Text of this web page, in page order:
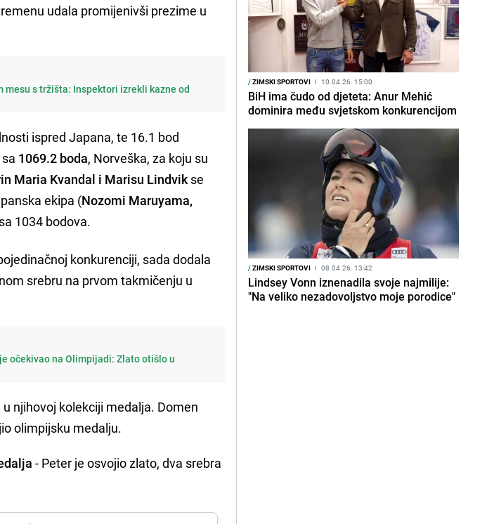
udala promijenivši prezime u
mesu s tržišta: Inspektori izrekli kazne od
ispred Japana, te 16.1 bod
1069.2 boda, Norveška, za koju su
Maria Kvandal i Marisu Lindvik se
ekipa (Nozomi Maruyama,
1034 bodova.
konkurenciji, sada dodala
srebru na prvom takmičenju u
očekivao na Olimpijadi: Zlato otišlo u
njihovoj kolekciji medalja. Domen
olimpijsku medalju.
- Peter je osvojio zlato, dva srebra
/ZIMSKI SPORTOVI I 10.04.26. 15:00
BiH ima čudo od djeteta: Anur Mehić
dominira među svjetskom konkurencijom
/ZIMSKI SPORTOVI I 08.04.26. 13:42
Lindsey Vonn iznenadila svoje najmilije:
"Na veliko nezadovoljstvo moje porodice"